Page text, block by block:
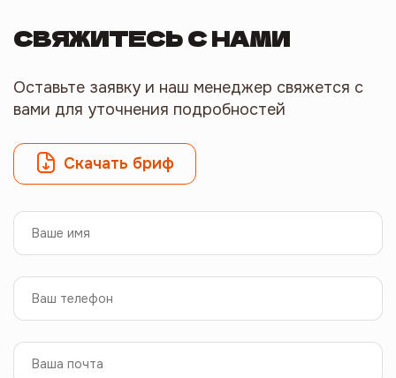
СВЯЖИТЕСЬ С НАМИ
Оставьте заявку и наш менеджер свяжется с
вами для уточнения подробностей
Скачать бриф